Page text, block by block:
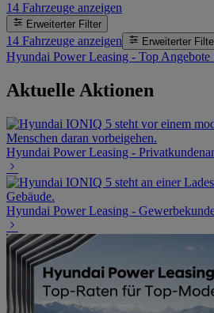
14 Fahrzeuge anzeigen
Erweiterter Filter
14 Fahrzeuge anzeigen Erweiterter
Hyundai Power Leasing - Top
Aktuelle Aktionen
Hyundai Power Leasing -
Hyundai Power Leasing -